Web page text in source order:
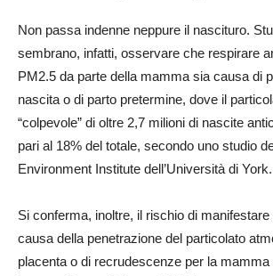
Non passa indenne neppure il nascituro.
sembrano, infatti, osservare che respirare
PM2.5 da parte della mamma sia causa di
nascita o di parto pretermine, dove il
“colpevole” di oltre 2,7 milioni di nascite
pari al 18% del totale, secondo uno studio
Environment Institute dell’Università di York.
Si conferma, inoltre, il rischio di
causa della penetrazione del particolato
placenta o di recrudescenze per la